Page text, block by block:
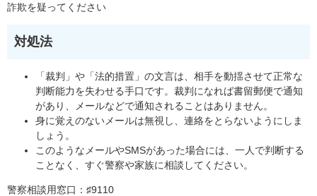
詐欺を疑ってください
対処法
「裁判」や「法的措置」の文言は、相手を動揺させて正常な
判断能力を失わせる手口です。裁判になれば書留郵便で通知
があり、メールなどで通知されることはありません。
身に覚えのないメールは無視し、連絡をとらないようにしま
しょう。
このようなメールやSMSがあった場合には、一人で判断する
ことなく、すぐ警察や家族に相談してください。
警察相談用窓口：♯9110